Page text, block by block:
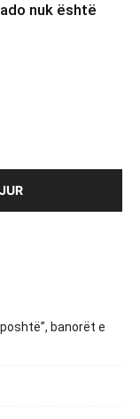
nuk është
banorët e